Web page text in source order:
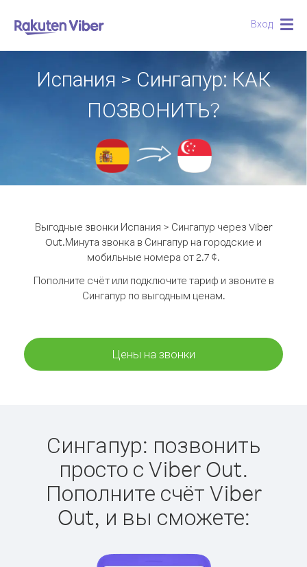
Вход
Испания > Сингапур: КАК
ПОЗВОНИТЬ?
Выгодные звонки Испания > Сингапур через Viber
Out.Минута звонка в Сингапур на городские и
мобильные номера от 2.7 ¢.
Пополните счёт или подключите тариф и звоните в
Сингапур по выгодным ценам.
Цены на звонки
Сингапур: позвонить
просто с Viber Out.
Пополните счёт Viber
Out, и вы сможете: